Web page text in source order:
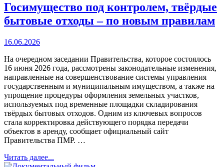
Госимущество под контролем, твёрдые
бытовые отходы – по новым правилам
16.06.2026
На очередном заседании Правительства, которое состоялось
16 июня 2026 года, рассмотрены законодательные изменения,
направленные на совершенствование системы управления
государственным и муниципальным имуществом, а также на
упрощение процедуры оформления земельных участков,
используемых под временные площадки складирования
твёрдых бытовых отходов. Одним из ключевых вопросов
стала корректировка действующего порядка передачи
объектов в аренду, сообщает официальный сайт
Правительства ПМР. …
Читать далее...